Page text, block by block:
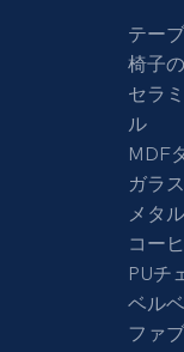
テー
椅子
セラ
ル
MDF
ガラ
メタ
コー​​
PUチ
ベル
ファ